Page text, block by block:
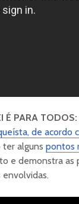
É PARA
de acordo
alguns pontos
e demonstra as
envolvidas.